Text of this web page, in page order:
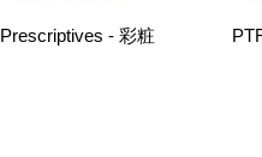
Prescriptives - 彩粧